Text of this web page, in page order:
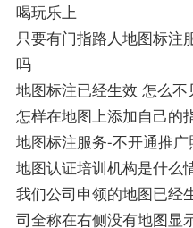
喝玩乐上
只要有门指路人地图标注
吗
地图标注已经生效 怎么不
怎样在地图上添加自己的
地图标注服务-不开通推
地图认证培训机构是什么
我们公司申领的地图已经
司全称在右侧没有地图显